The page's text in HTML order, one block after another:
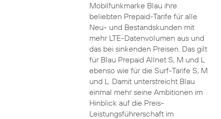
Mobilfunkmarke Blau ihre
beliebten Prepaid-Tarife für alle
Neu- und Bestandskunden mit
mehr LTE-Datenvolumen aus und
das bei sinkenden Preisen. Das gilt
für Blau Prepaid Allnet S, M und L
ebenso wie für die Surf-Tarife S, M
und L. Damit unterstreicht Blau
einmal mehr seine Ambitionen im
Hinblick auf die Preis-
Leistungsführerschaft im